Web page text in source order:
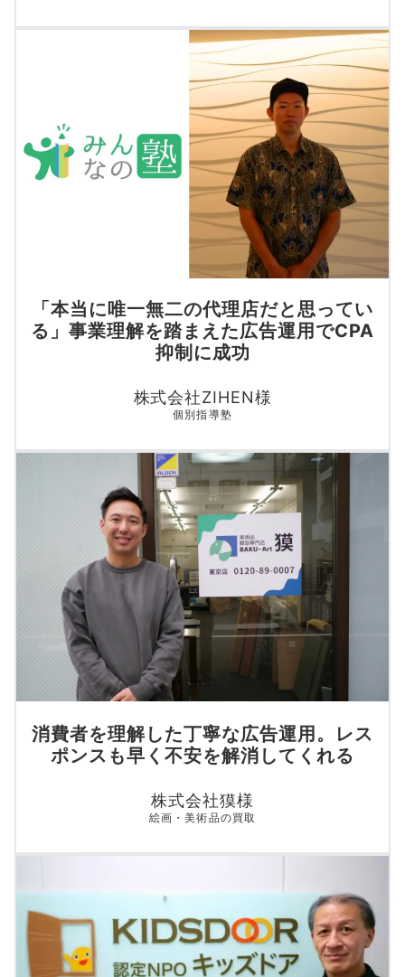
「本当に唯一無二の代理店だと思ってい
る」事業理解を踏まえた広告運用でCPA
抑制に成功
株式会社ZIHEN様
個別指導塾
消費者を理解した丁寧な広告運用。レス
ポンスも早く不安を解消してくれる
株式会社獏様
絵画・美術品の買取